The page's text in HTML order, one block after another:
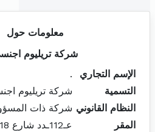
معلومات حول
شركة تريليوم
الإسم التجاري
.
التسمية
شركة تريليوم
النظام القانوني شركة ذات
المقر
عـ112ـدد شارع 18 جانفي المنستير